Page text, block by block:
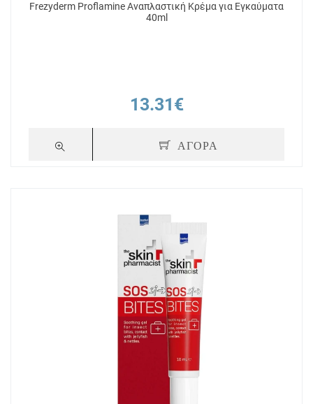
Frezyderm Proflamine Αναπλαστική Κρέμα για Εγκαύματα
40ml
13.31€
ΑΓΟΡΑ